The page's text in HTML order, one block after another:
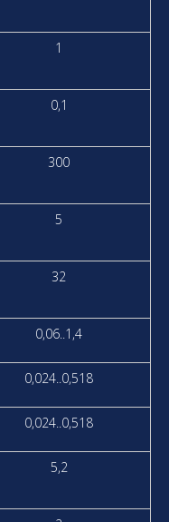
1
0,1
300
5
32
0,06..1,4
0,024..0,518
0,024..0,518
5,2